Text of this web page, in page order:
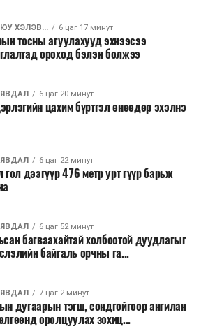
ХЭЛЭВ... 6 цаг 17 минут
тосны агуулахууд эхнээсээ
ороход бэлэн болжээ
6 цаг 20 минут
цахим бүртгэл өнөөдөр эхэлнэ
6 цаг 22 минут
гол дээгүүр 476 метр урт гүүр барьж
6 цаг 52 минут
багваахайтай холбоотой дуудлагыг
байгаль орчны га...
7 цаг 2 минут
дугаарын тэгш, сондгойгоор ангилан
оролцуулах зохиц...